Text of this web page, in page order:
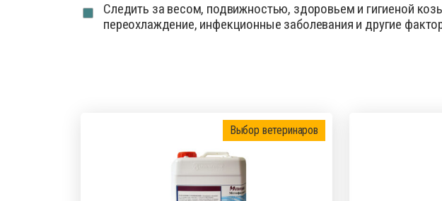
Следить за весом, подвижностью, здоровьем и гигиеной
переохлаждение, инфекционные заболевания и другие
Выбор ветеринаров